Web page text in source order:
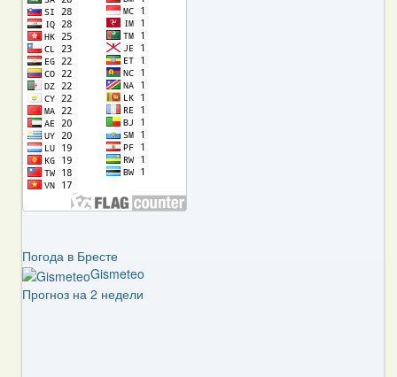
Погода в Бресте
Gismeteo
Прогноз на 2 недели